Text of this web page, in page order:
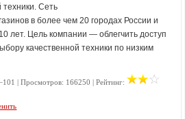
Сеть
в более чем 20 городах России и
лет. Цель компании — облегчить доступ
качественной техники по низким
| Просмотров: 166250 | Рейтинг: